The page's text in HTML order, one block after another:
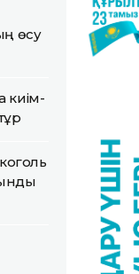
өсу
киім-